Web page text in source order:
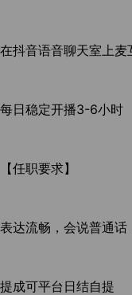
在抖音语音聊天室上
每日稳定开播3-6小时
【任职要求】
表达流畅，会说普通话
提成可平台日结自提